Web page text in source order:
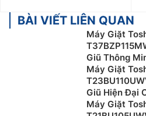
BÀI VIẾT LIÊN QUAN
Máy Giặt
Giũ Thông
Máy Giặt
Giũ Hiện Đại
Máy Giặt